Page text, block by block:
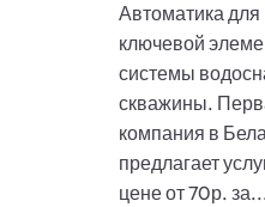
Автоматика для
ключевой
системы
скважины.
компания в
предлагает
цене от 70р.